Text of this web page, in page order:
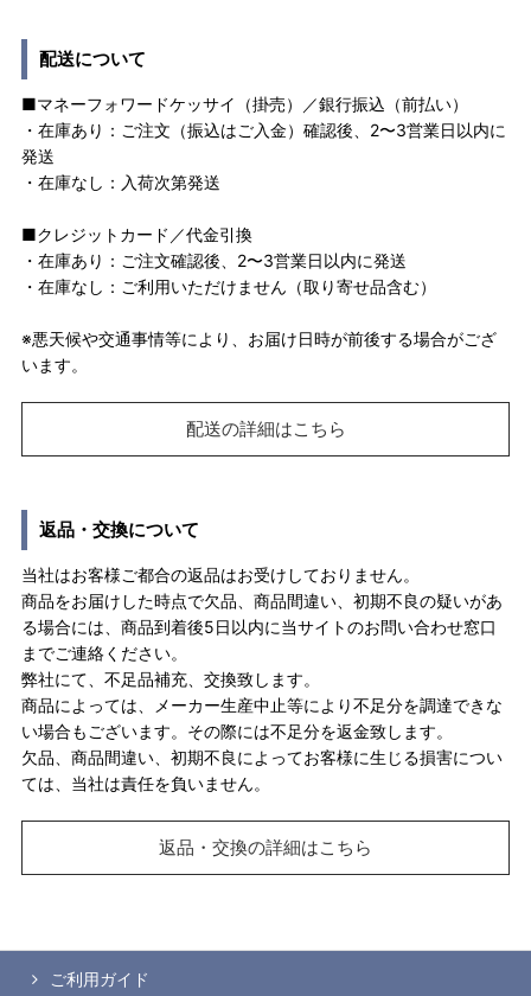
配送について
■マネーフォワードケッサイ（掛売）／銀行振込（前払い）
・在庫あり：ご注文（振込はご入金）確認後、2〜3営業日以内に
発送
・在庫なし：入荷次第発送
■クレジットカード／代金引換
・在庫あり：ご注文確認後、2〜3営業日以内に発送
・在庫なし：ご利用いただけません（取り寄せ品含む）
※悪天候や交通事情等により、お届け日時が前後する場合がござ
います。
配送の詳細はこちら
返品・交換について
当社はお客様ご都合の返品はお受けしておりません。
商品をお届けした時点で欠品、商品間違い、初期不良の疑いがあ
る場合には、商品到着後5日以内に当サイトのお問い合わせ窓口
までご連絡ください。
弊社にて、不足品補充、交換致します。
商品によっては、メーカー生産中止等により不足分を調達できな
い場合もございます。その際には不足分を返金致します。
欠品、商品間違い、初期不良によってお客様に生じる損害につい
ては、当社は責任を負いません。
返品・交換の詳細はこちら
ご利用ガイド